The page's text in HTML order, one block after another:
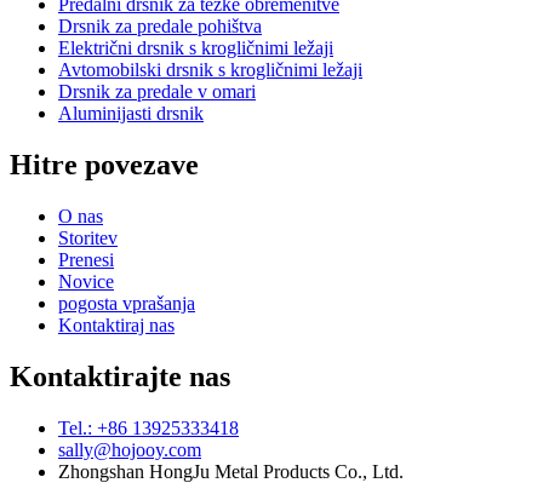
Predalni drsnik za težke obremenitve
Drsnik za predale pohištva
Električni drsnik s krogličnimi ležaji
Avtomobilski drsnik s krogličnimi ležaji
Drsnik za predale v omari
Aluminijasti drsnik
Hitre povezave
O nas
Storitev
Prenesi
Novice
pogosta vprašanja
Kontaktiraj nas
Kontaktirajte nas
Tel.: +86 13925333418
sally@hojooy.com
Zhongshan HongJu Metal Products Co., Ltd.